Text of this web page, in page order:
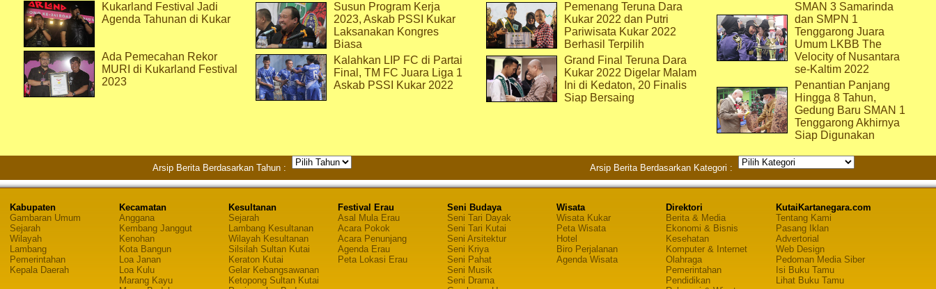
Kukarland Festival Jadi
Agenda Tahunan di Kukar
Ada Pemecahan Rekor
MURI di Kukarland Festival
2023
Susun Program Kerja
2023, Askab PSSI Kukar
Laksanakan Kongres
Biasa
Kalahkan LIP FC di Partai
Final, TM FC Juara Liga 1
Askab PSSI Kukar 2022
Pemenang Teruna Dara
Kukar 2022 dan Putri
Pariwisata Kukar 2022
Berhasil Terpilih
Grand Final Teruna Dara
Kukar 2022 Digelar Malam
Ini di Kedaton, 20 Finalis
Siap Bersaing
SMAN 3 Samarinda
dan SMPN 1
Tenggarong Juara
Umum LKBB The
Velocity of Nusantara
se-Kaltim 2022
Penantian Panjang
Hingga 8 Tahun,
Gedung Baru SMAN 1
Tenggarong Akhirnya
Siap Digunakan
Arsip Berita Berdasarkan Tahun : Arsip Berita Berdasarkan Kategori :
Kabupaten
Gambaran Umum
Sejarah
Wilayah
Lambang
Pemerintahan
Kepala Daerah
Kecamatan
Anggana
Kembang Janggut
Kenohan
Kota Bangun
Loa Janan
Loa Kulu
Marang Kayu
Kesultanan
Sejarah
Lambang Kesultanan
Wilayah Kesultanan
Silsilah Sultan Kutai
Keraton Kutai
Gelar Kebangsawanan
Ketopong Sultan Kutai
Festival Erau
Asal Mula Erau
Acara Pokok
Acara Penunjang
Agenda Erau
Peta Lokasi Erau
Seni Budaya
Seni Tari Dayak
Seni Tari Kutai
Seni Arsitektur
Seni Kriya
Seni Pahat
Seni Musik
Seni Drama
Wisata
Wisata Kukar
Peta Wisata
Hotel
Biro Perjalanan
Agenda Wisata
Direktori
Berita & Media
Ekonomi & Bisnis
Kesehatan
Komputer & Internet
Olahraga
Pemerintahan
Pendidikan
KutaiKartanegara.com
Tentang Kami
Pasang Iklan
Advertorial
Web Design
Pedoman Media Siber
Isi Buku Tamu
Lihat Buku Tamu